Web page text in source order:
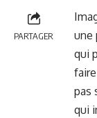
PARTAGER
une
qui
pas
qui